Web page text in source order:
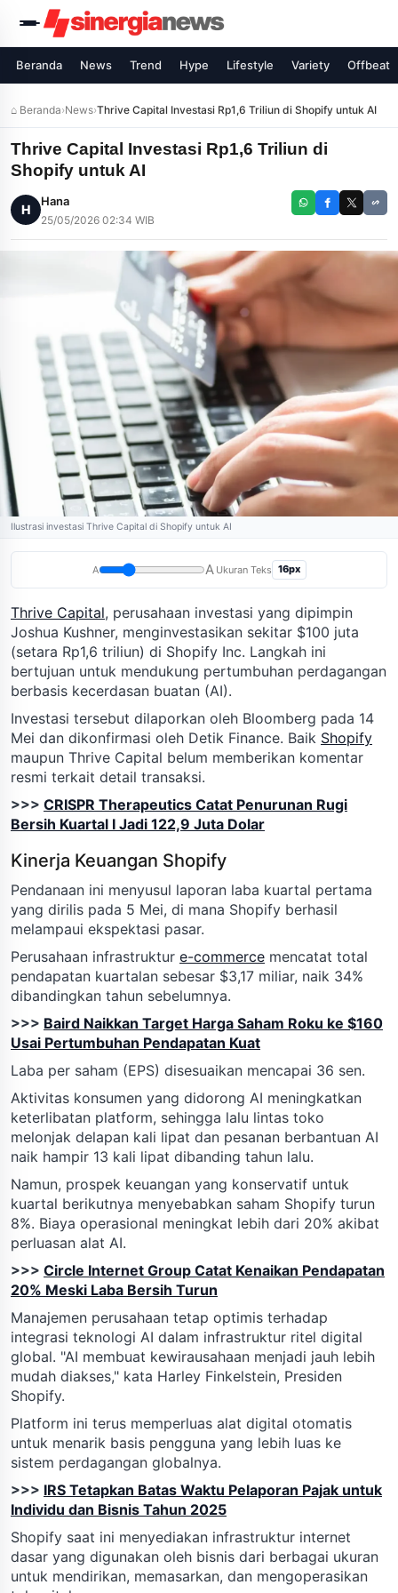
Beranda News Trend Hype Lifestyle Variety Offbeat
⌂ Beranda›News›Thrive Capital Investasi Rp1,6 Triliun di Shopify untuk AI
Thrive Capital Investasi Rp1,6 Triliun di
Shopify untuk AI
H
Hana
25/05/2026 02:34 WIB
Ilustrasi investasi Thrive Capital di Shopify untuk AI
A A Ukuran Teks 16px
Thrive Capital, perusahaan investasi yang dipimpin
Joshua Kushner, menginvestasikan sekitar $100 juta
(setara Rp1,6 triliun) di Shopify Inc. Langkah ini
bertujuan untuk mendukung pertumbuhan perdagangan
berbasis kecerdasan buatan (AI).
Investasi tersebut dilaporkan oleh Bloomberg pada 14
Mei dan dikonfirmasi oleh Detik Finance. Baik Shopify
maupun Thrive Capital belum memberikan komentar
resmi terkait detail transaksi.
>>> CRISPR Therapeutics Catat Penurunan Rugi
Bersih Kuartal I Jadi 122,9 Juta Dolar
Kinerja Keuangan Shopify
Pendanaan ini menyusul laporan laba kuartal pertama
yang dirilis pada 5 Mei, di mana Shopify berhasil
melampaui ekspektasi pasar.
Perusahaan infrastruktur e-commerce mencatat total
pendapatan kuartalan sebesar $3,17 miliar, naik 34%
dibandingkan tahun sebelumnya.
>>> Baird Naikkan Target Harga Saham Roku ke $160
Usai Pertumbuhan Pendapatan Kuat
Laba per saham (EPS) disesuaikan mencapai 36 sen.
Aktivitas konsumen yang didorong AI meningkatkan
keterlibatan platform, sehingga lalu lintas toko
melonjak delapan kali lipat dan pesanan berbantuan AI
naik hampir 13 kali lipat dibanding tahun lalu.
Namun, prospek keuangan yang konservatif untuk
kuartal berikutnya menyebabkan saham Shopify turun
8%. Biaya operasional meningkat lebih dari 20% akibat
perluasan alat AI.
>>> Circle Internet Group Catat Kenaikan Pendapatan
20% Meski Laba Bersih Turun
Manajemen perusahaan tetap optimis terhadap
integrasi teknologi AI dalam infrastruktur ritel digital
global. "AI membuat kewirausahaan menjadi jauh lebih
mudah diakses," kata Harley Finkelstein, Presiden
Shopify.
Platform ini terus memperluas alat digital otomatis
untuk menarik basis pengguna yang lebih luas ke
sistem perdagangan globalnya.
>>> IRS Tetapkan Batas Waktu Pelaporan Pajak untuk
Individu dan Bisnis Tahun 2025
Shopify saat ini menyediakan infrastruktur internet
dasar yang digunakan oleh bisnis dari berbagai ukuran
untuk mendirikan, memasarkan, dan mengoperasikan